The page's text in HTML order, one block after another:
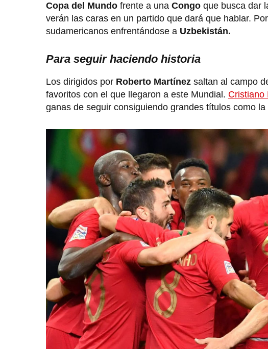
Copa del Mundo frente a una Congo que busca dar
verán las caras en un partido que dará que hablar.
sudamericanos enfrentándose a Uzbekistán.
Para seguir haciendo historia
Los dirigidos por Roberto Martínez saltan al campo
favoritos con el que llegaron a este Mundial. Cristiano
ganas de seguir consiguiendo grandes títulos como la